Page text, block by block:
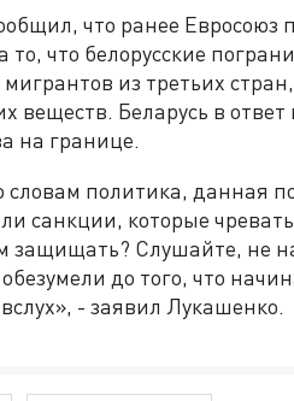
что ранее Евросоюз
то, что белорусские
из третьих
веществ. Беларусь в
на границе.
словам политика, данная
санкции, которые
защищать? Слушайте, не
до того, что
- заявил Лукашенко.